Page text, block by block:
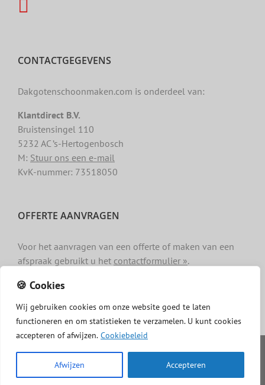
🍪 Cookies
Wij gebruiken cookies om onze website goed te laten
functioneren en om statistieken te verzamelen. U kunt cookies
accepteren of afwijzen. Cookiebeleid
Afwijzen Accepteren
CONTACTGEGEVENS
Dakgotenschoonmaken.com is onderdeel van:
Klantdirect B.V.
Bruistensingel 110
5232 AC ’s-Hertogenbosch
M: Stuur ons een e-mail
KvK-nummer: 73518050
OFFERTE AANVRAGEN
Voor het aanvragen van een offerte of maken van een
afspraak gebruikt u het contactformulier ».
Copyright -Dakgotenschoonmaken.com|Privacy|Algemene
voorwaarden
Disclaimer